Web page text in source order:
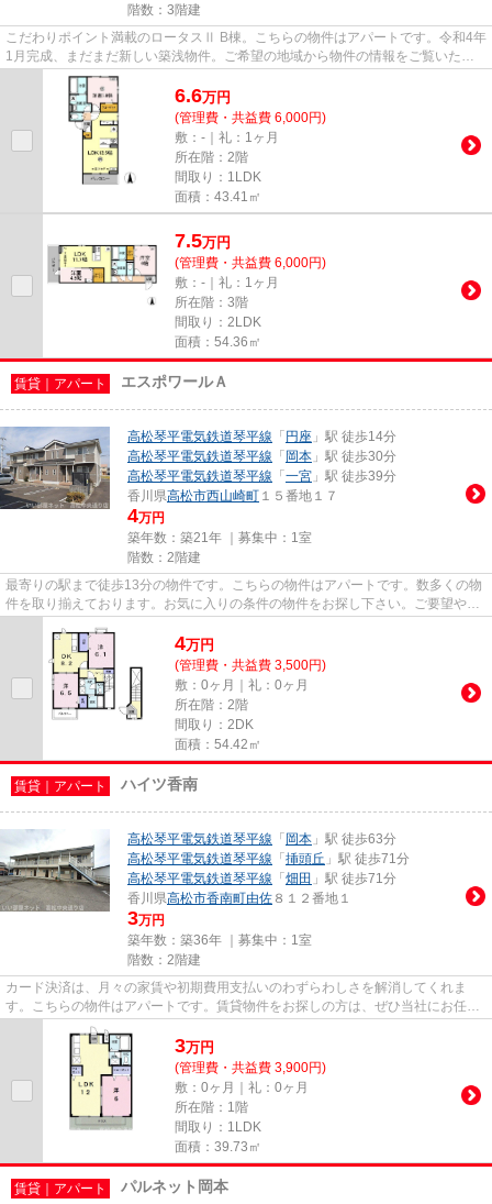
階数：3階建
こだわりポイント満載のロータスⅡ B棟。こちらの物件はアパートです。令和4年
1月完成、まだまだ新しい築浅物件。ご希望の地域から物件の情報をご覧いただ
いた後は、お気軽に当社スタッ...
6.6万円
(管理費・共益費 6,000円)
敷：-｜礼：1ヶ月
所在階：2階
間取り：1LDK
面積：43.41㎡
7.5万円
(管理費・共益費 6,000円)
敷：-｜礼：1ヶ月
所在階：3階
間取り：2LDK
面積：54.36㎡
賃貸｜アパート エスポワールＡ
高松琴平電気鉄道琴平線 「 円座 」駅 徒歩14分
高松琴平電気鉄道琴平線 「 岡本 」駅 徒歩30分
高松琴平電気鉄道琴平線 「 一宮 」駅 徒歩39分
香川県高松市西山崎町 １５番地１７
4万円
築年数：築21年 ｜募集中： 1室
階数：2階建
最寄りの駅まで徒歩13分の物件です。こちらの物件はアパートです。数多くの物
件を取り揃えております。お気に入りの条件の物件をお探し下さい。ご要望やご
4万円
(管理費・共益費 3,500円)
敷：0ヶ月｜礼：0ヶ月
所在階：2階
間取り：2DK
面積：54.42㎡
賃貸｜アパート ハイツ香南
高松琴平電気鉄道琴平線 「 岡本 」駅 徒歩63分
高松琴平電気鉄道琴平線 「 挿頭丘 」駅 徒歩71分
高松琴平電気鉄道琴平線 「 畑田 」駅 徒歩71分
香川県高松市香南町由佐 ８１２番地１
3万円
築年数：築36年 ｜募集中： 1室
階数：2階建
カード決済は、月々の家賃や初期費用支払いのわずらわしさを解消してくれま
す。こちらの物件はアパートです。賃貸物件をお探しの方は、ぜひ当社にお任せ
下さい。多種多様な物件情報と...
3万円
(管理費・共益費 3,900円)
敷：0ヶ月｜礼：0ヶ月
所在階：1階
間取り：1LDK
面積：39.73㎡
賃貸｜アパート パルネット岡本